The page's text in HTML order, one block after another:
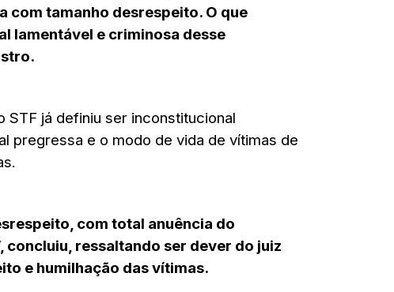
com tamanho desrespeito. O que
lamentável e criminosa desse
já definiu ser inconstitucional
pregressa e o modo de vida de vítimas de
com total anuência do
ressaltando ser dever do juiz
e humilhação das vítimas.